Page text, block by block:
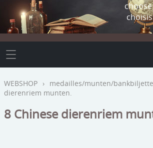
THE RETROHOUSE
WEBSHOP
religie
WEBSHOP › medailles/munten/
dierenriem munten.
8 Chinese dierenriem